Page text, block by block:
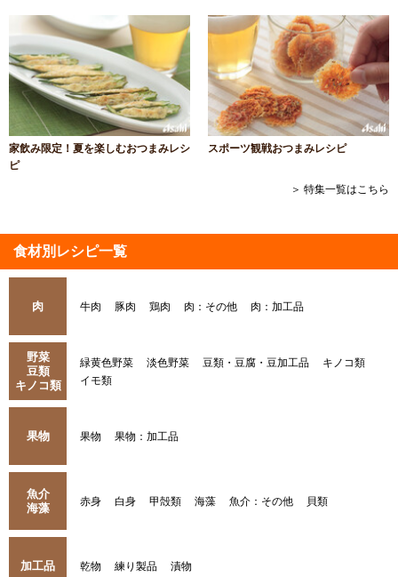
家飲み限定！夏を楽しむおつまみレシ
ピ
スポーツ観戦おつまみレシピ
＞ 特集一覧はこちら
食材別レシピ一覧
肉 牛肉 豚肉 鶏肉 肉：その他 肉：加工品
野菜
豆類
キノコ類
緑黄色野菜 淡色野菜 豆類・豆腐・豆加工品
キノコ類
イモ類
果物 果物 果物：加工品
魚介
海藻
赤身 白身 甲殻類 海藻 魚介：その他 貝類
加工品 乾物 練り製品 漬物